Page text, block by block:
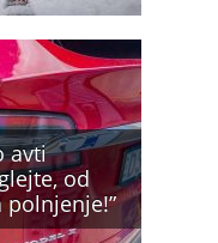
avti
od